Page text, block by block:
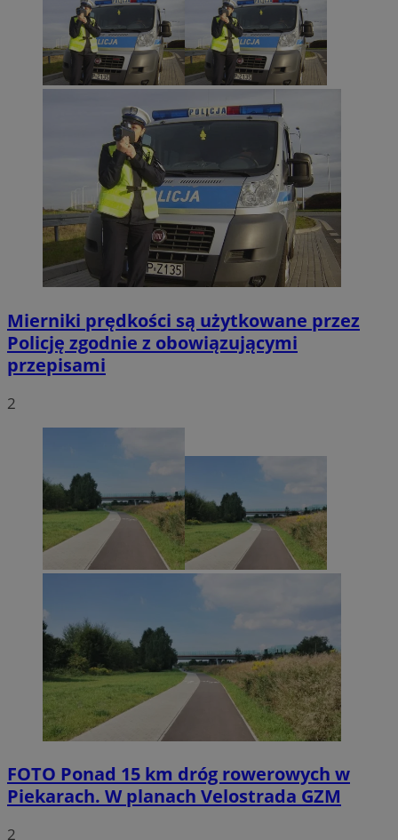
Mierniki prędkości są użytkowane przez
Policję zgodnie z obowiązującymi
przepisami
2
FOTO Ponad 15 km dróg rowerowych w
Piekarach. W planach Velostrada GZM
2